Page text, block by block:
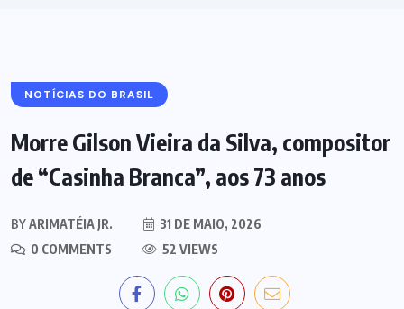
NOTÍCIAS DO BRASIL
Morre Gilson Vieira da Silva, compositor
de “Casinha Branca”, aos 73 anos
BYARIMATÉIA JR.
31 DE MAIO, 2026
0 COMMENTS
52 VIEWS